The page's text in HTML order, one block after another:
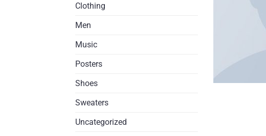
Clothing
Men
Music
Posters
Shoes
Sweaters
Uncategorized